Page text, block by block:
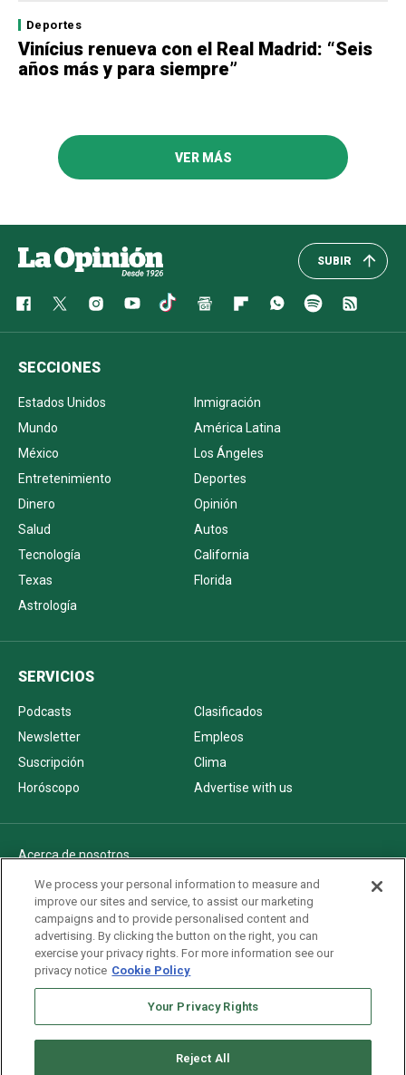
Deportes
Vinícius renueva con el Real Madrid: “Seis
años más y para siempre”
VER MÁS
SUBIR
SECCIONES
Estados Unidos
Inmigración
Mundo
América Latina
México
Los Ángeles
Entretenimiento
Deportes
Dinero
Opinión
Salud
Autos
Tecnología
California
Texas
Florida
Astrología
SERVICIOS
Podcasts
Clasificados
Newsletter
Empleos
Suscripción
Clima
Horóscopo
Advertise with us
Acerca de nosotros
Politica de privacidad
Pautas Editoriales
AdChoices
Advertise with us
Newsletters
We process your personal information to measure and
improve our sites and service, to assist our marketing
campaigns and to provide personalised content and
advertising. By clicking the button on the right, you can
exercise your privacy rights. For more information see our
privacy notice Cookie Policy
Your Privacy Rights
Reject All